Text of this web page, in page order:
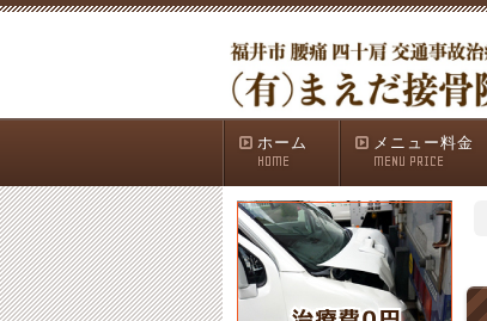
ホーム
HOME
メニュー料金
MENU PRICE